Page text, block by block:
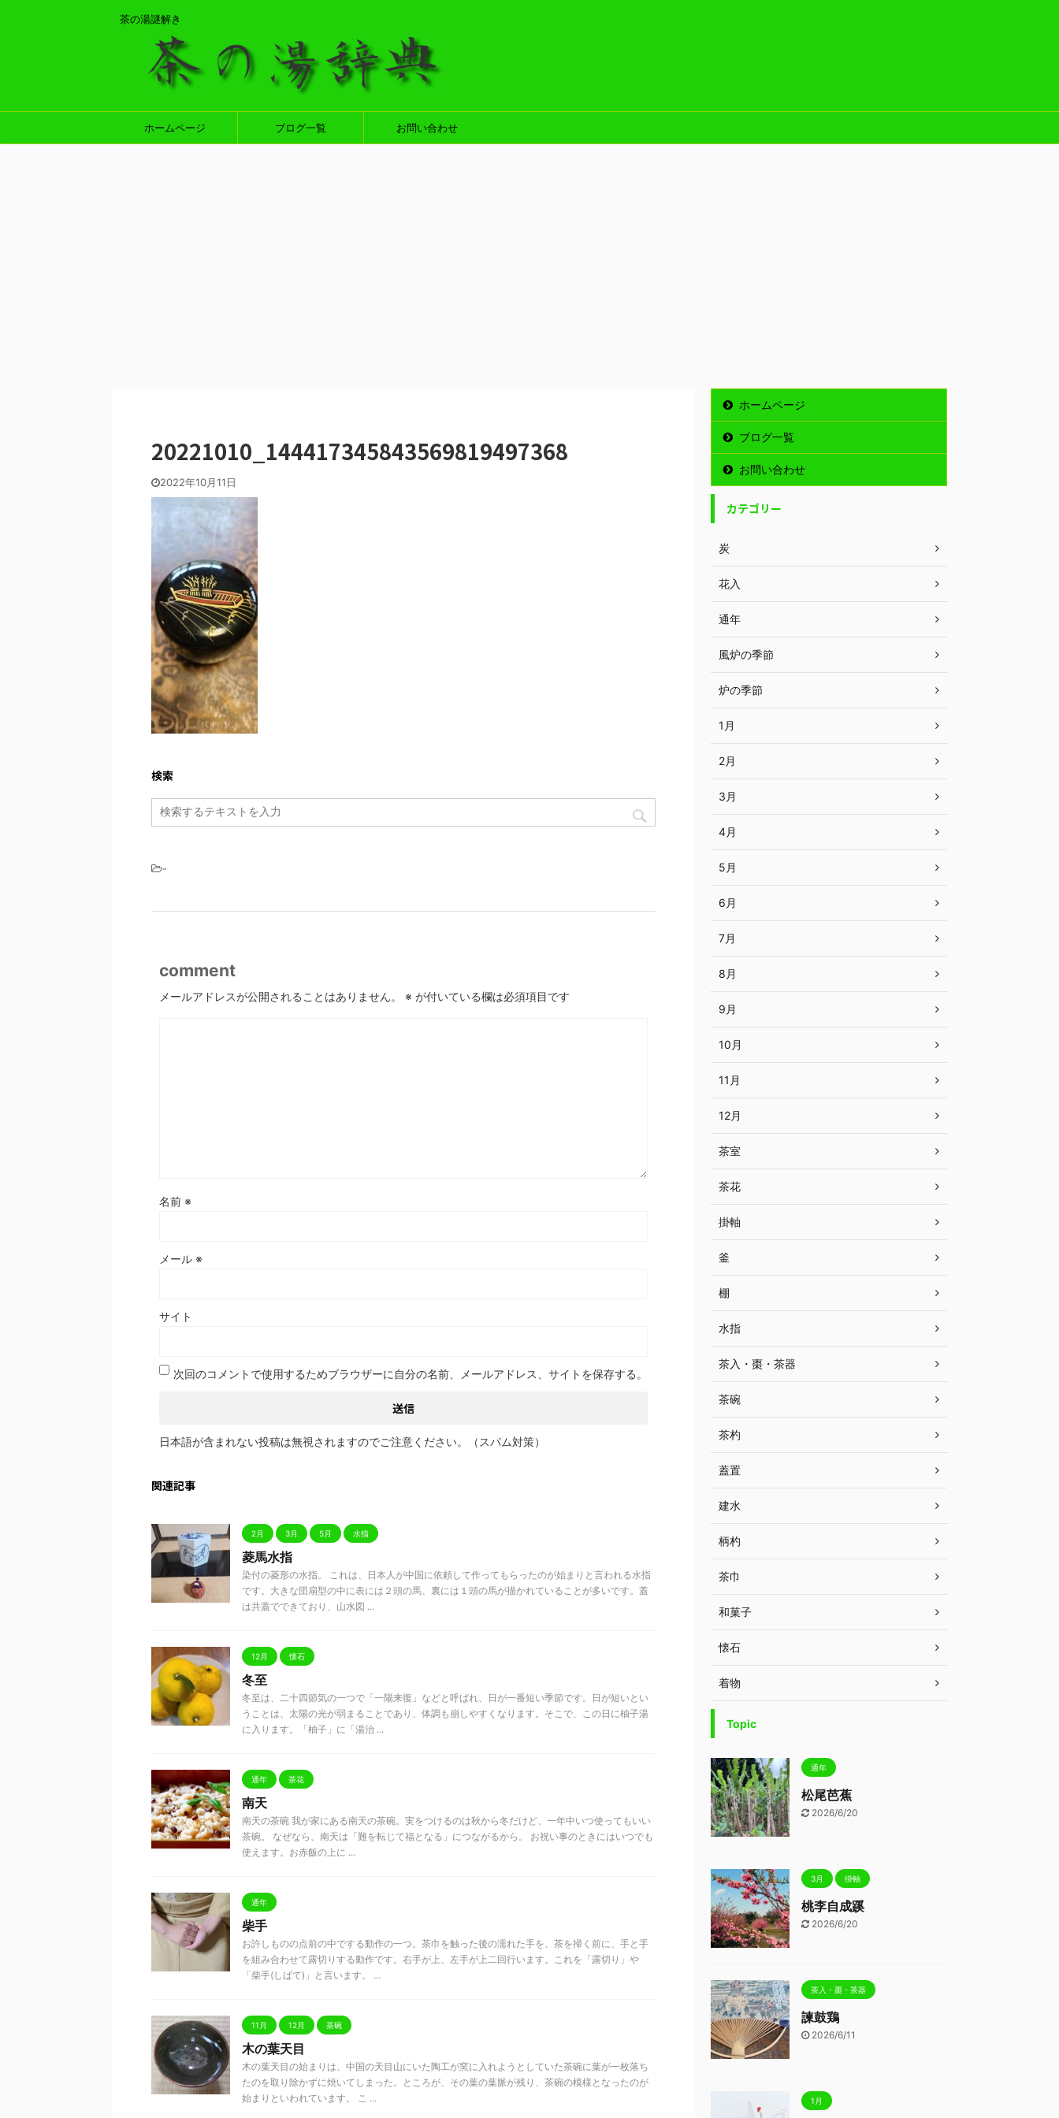
茶の湯謎解き
ホームページ ブログ一覧 お問い合わせ
20221010_144417345843569819497368
2022年10月11日
検索
-
comment
メールアドレスが公開されることはありません。 ※ が付いている欄は必須項目です
名前 ※
メール ※
サイト
次回のコメントで使用するためブラウザーに自分の名前、メールアドレス、サイトを保存する。
日本語が含まれない投稿は無視されますのでご注意ください。（スパム対策）
関連記事
2月 3月 5月 水指
菱馬水指
染付の菱形の水指。 これは、日本人が中国に依頼して作ってもらったのが始まりと言われる水指
です。大きな団扇型の中に表には２頭の馬、裏には１頭の馬が描かれていることが多いです。蓋
は共蓋でできており、山水図 ...
12月 懐石
冬至
冬至は、二十四節気の一つで「一陽来復」などと呼ばれ、日が一番短い季節です。日が短いとい
うことは、太陽の光が弱まることであり、体調も崩しやすくなります。そこで、この日に柚子湯
に入ります。「柚子」に「湯治 ...
通年 茶花
南天
南天の茶碗 我が家にある南天の茶碗。実をつけるのは秋から冬だけど、一年中いつ使ってもいい
茶碗。 なぜなら、南天は「難を転じて福となる」につながるから。 お祝い事のときにはいつでも
使えます。お赤飯の上に ...
通年
柴手
お許しものの点前の中でする動作の一つ。茶巾を触った後の濡れた手を、茶を掃く前に、手と手
を組み合わせて露切りする動作です。右手が上、左手が上二回行います。これを「露切り」や
「柴手(しばて)」と言います。 ...
11月 12月 茶碗
木の葉天目
木の葉天目の始まりは、中国の天目山にいた陶工が窯に入れようとしていた茶碗に葉が一枚落ち
たのを取り除かずに焼いてしまった。ところが、その葉の葉脈が残り、茶碗の模様となったのが
始まりといわれています。 こ ...
ホームページ
ブログ一覧
お問い合わせ
カテゴリー
炭
花入
通年
風炉の季節
炉の季節
1月
2月
3月
4月
5月
6月
7月
8月
9月
10月
11月
12月
茶室
茶花
掛軸
釜
棚
水指
茶入・棗・茶器
茶碗
茶杓
蓋置
建水
柄杓
茶巾
和菓子
懐石
着物
Topic
通年
松尾芭蕉
2026/6/20
3月 掛軸
桃李自成蹊
2026/6/20
茶入・棗・茶器
諫鼓鶏
2026/6/11
1月